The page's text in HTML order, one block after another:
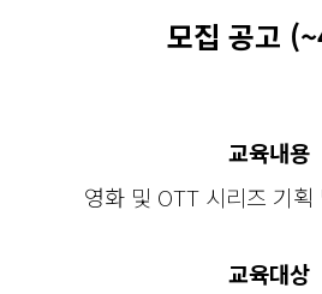
모집 공고
교육내용
영화 및 OTT 시리즈 기
교육대상